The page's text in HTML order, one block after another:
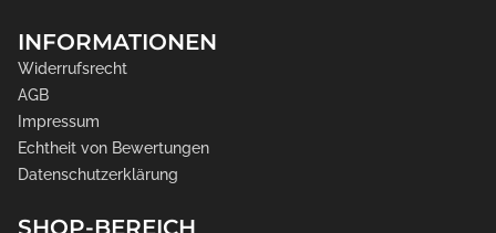
INFORMATIONEN
Widerrufsrecht
AGB
Impressum
Echtheit von Bewertungen
Datenschutzerklärung
SHOP-BEREICH